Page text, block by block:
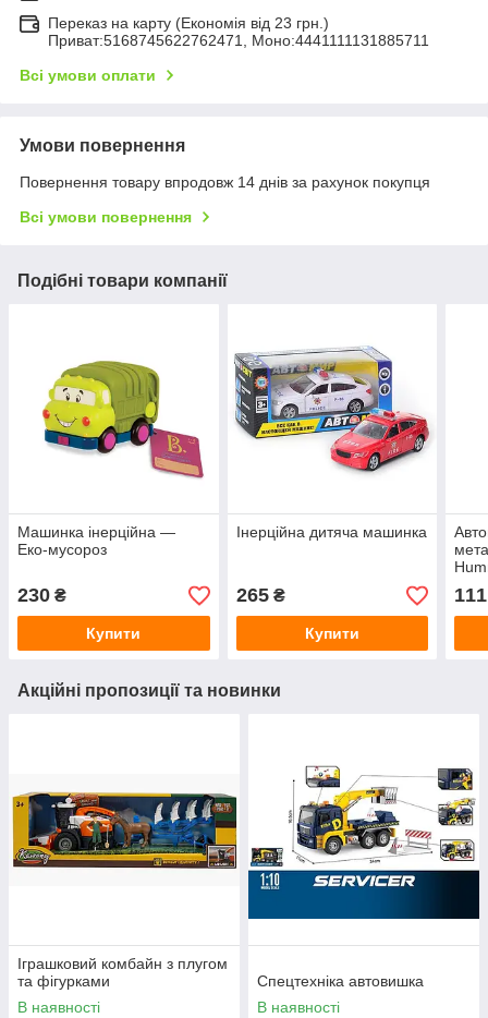
Переказ на карту (Економія від 23 грн.)
Приват:5168745622762471, Моно:4441111131885711
Всі умови оплати
Умови повернення
Повернення товару впродовж 14 днів за рахунок покупця
Всі умови повернення
Подібні товари компанії
Машинка інерційна —
Еко-мусороз
230 ₴
Купити
Інерційна дитяча машинка
265₴
Купити
Акційні пропозиції та новинки
Іграшковий комбайн з плугом
та фігурками
В наявності
Спецтехніка автовишка
В наявності